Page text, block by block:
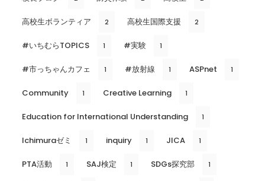
高校生ボランティア 2 高校生国際支援 2
#いちむらTOPICS 1 #実験 1
#市っちゃんカフェ 1 #放射線 1 ASPnet 1
Community 1 Creative Learning 1
Education for International Understanding 1
Ichimuraゼミ 1 inquiry 1 JICA 1
PTA活動 1 SAJ検定 1 SDGs探究部 1